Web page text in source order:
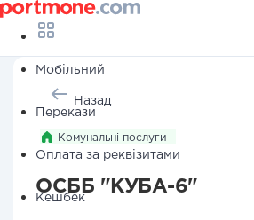
Мобільний
Перекази
Оплата за реквізитами
Кешбек
Назад
Комунальні послуги
ОСББ "КУБА-6"